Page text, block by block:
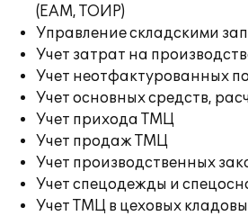
(EAM, ТОИР)
Управление складскими
Учет затрат на
Учет неотфактурованных
Учет основных средств,
Учет прихода ТМЦ
Учет продаж ТМЦ
Учет производственных
Учет спецодежды и
Учет ТМЦ в цеховых